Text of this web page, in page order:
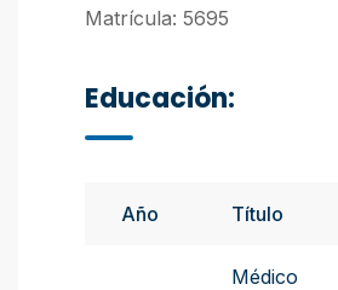
Matrícula: 5695
Educación:
Año Título
Médico